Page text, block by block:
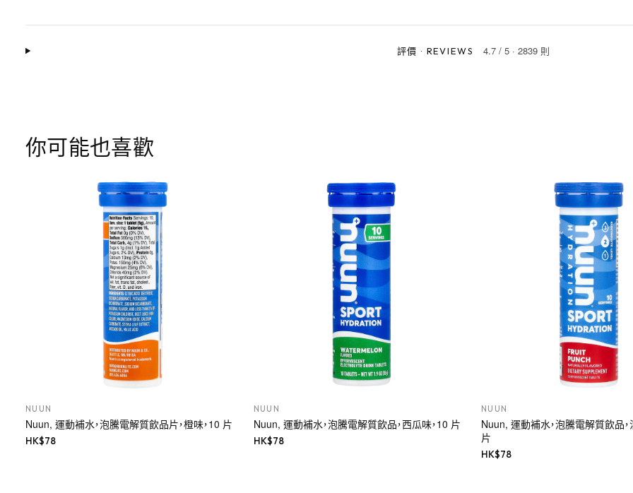
評價 · REVIEWS 4.7 /5 ·2839 則
你可能也喜歡
NUUN
Nuun, 運動補水，泡騰電解質飲品片，橙味，10 片
HK$78
NUUN
Nuun, 運動補水，泡騰電解質飲品，西瓜味，10 片
HK$78
NUUN
Nuun, 運動補水，泡騰電解質飲品，
片
HK$78